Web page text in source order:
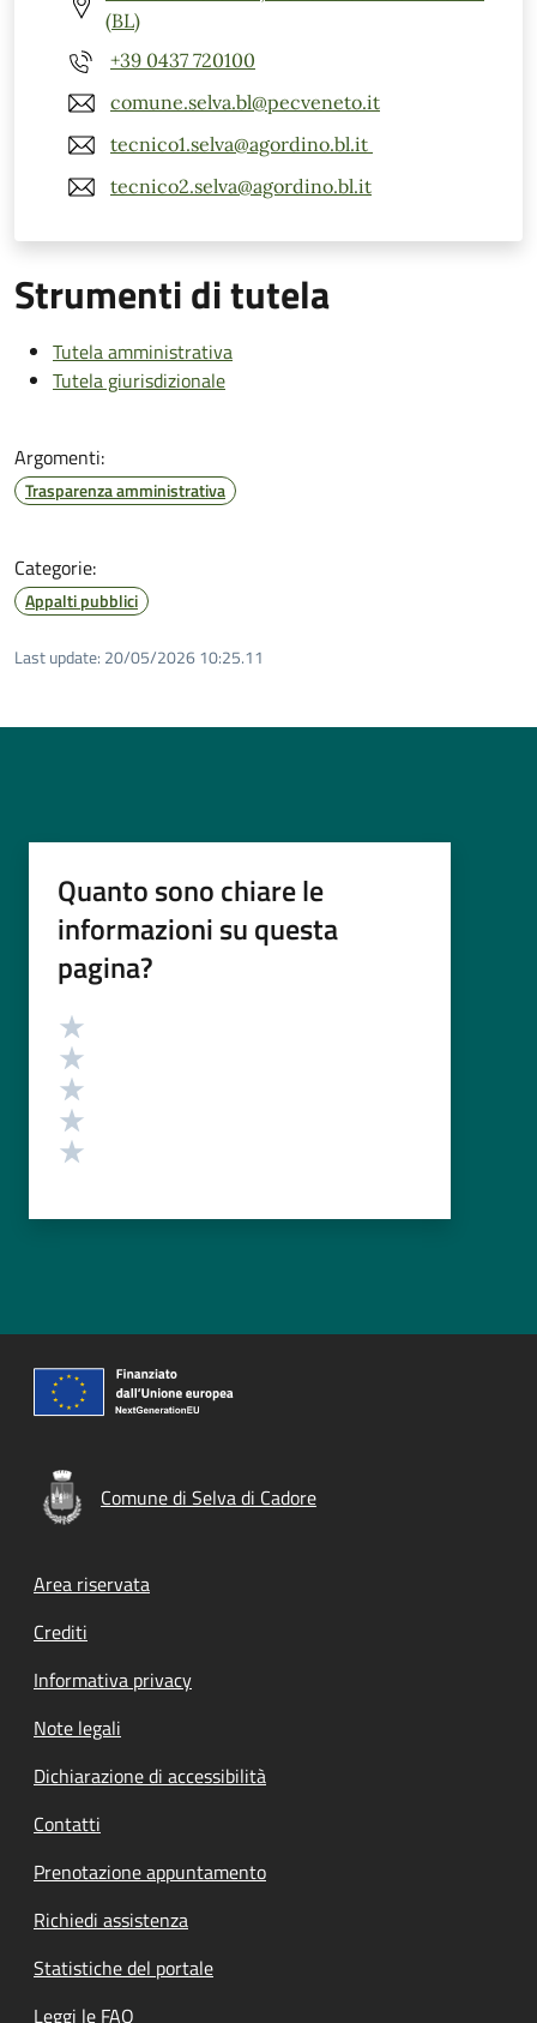
(BL)
+39 0437 720100
comune.selva.bl@pecveneto.it
tecnico1.selva@agordino.bl.it
tecnico2.selva@agordino.bl.it
Strumenti di tutela
Tutela amministrativa
Tutela giurisdizionale
Argomenti:
Trasparenza amministrativa
Categorie:
Appalti pubblici
Last update: 20/05/2026 10:25.11
Quanto sono chiare le
informazioni su questa
pagina?
Valutazione
Comune di Selva di Cadore
Footer menu
Area riservata
Crediti
Informativa privacy
Note legali
Dichiarazione di accessibilità
Contatti
Prenotazione appuntamento
Richiedi assistenza
Statistiche del portale
Leggi le FAQ